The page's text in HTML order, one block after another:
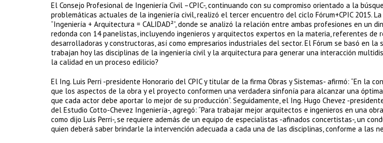
El Consejo Profesional de Ingeniería Civil –CPIC-, continuando con su compromiso orientado a la
problemáticas actuales de la ingeniería civil, realizó el tercer encuentro del ciclo Fórum+CPIC 2015.
“Ingeniería + Arquitectura = CALIDAD²”, donde se analizó la relación entre ambas profesiones en un
redonda con 14 panelistas, incluyendo ingenieros y arquitectos expertos en la materia, referentes de
desarrolladoras y constructoras, así como empresarios industriales del sector. El Fórum se basó en la
trabajan hoy las disciplinas de la ingeniería civil y la arquitectura para generar una interacción
la calidad en un proceso edilicio?
El Ing. Luis Perri -presidente Honorario del CPIC y titular de la firma Obras y Sistemas- afirmó: “En la
que los aspectos de la obra y el proyecto conformen una verdadera sinfonía para alcanzar una
que cada actor debe aportar lo mejor de su producción”. Seguidamente, el Ing. Hugo Chevez -
del Estudio Cotto-Chevez Ingeniería-, agregó: “Para trabajar mejor arquitectos e ingenieros en una
como dijo Luis Perri-, se requiere además de un equipo de especialistas -afinados concertistas-, un
quien deberá saber brindarle la intervención adecuada a cada una de las disciplinas, conforme a las